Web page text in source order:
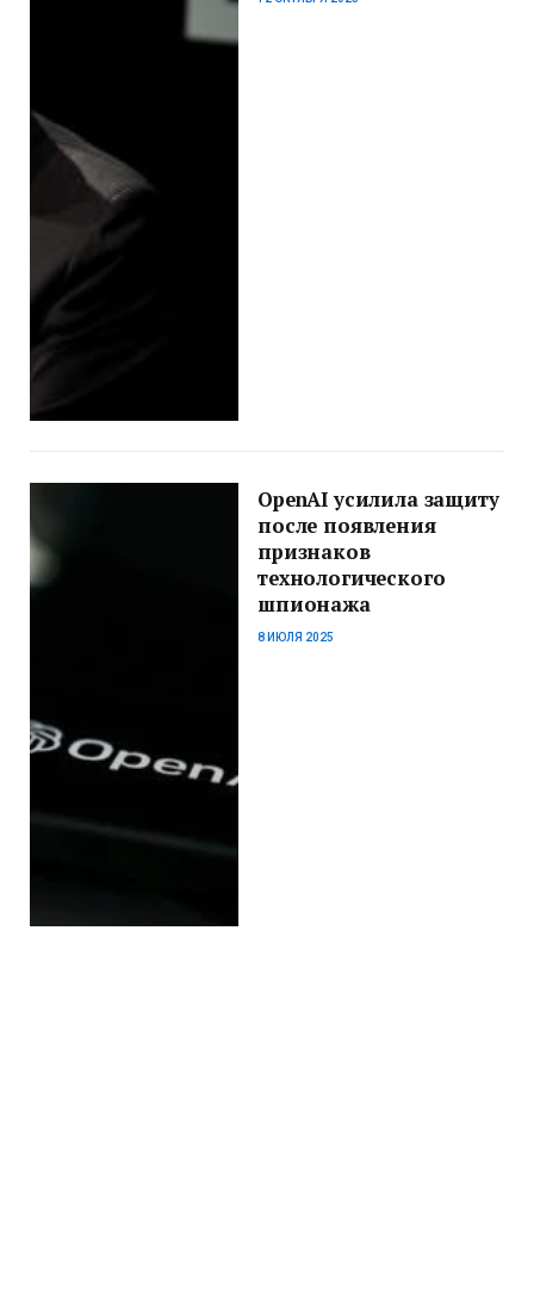
OpenAI усилила защиту
после появления
признаков
технологического
шпионажа
8 ИЮЛЯ 2025